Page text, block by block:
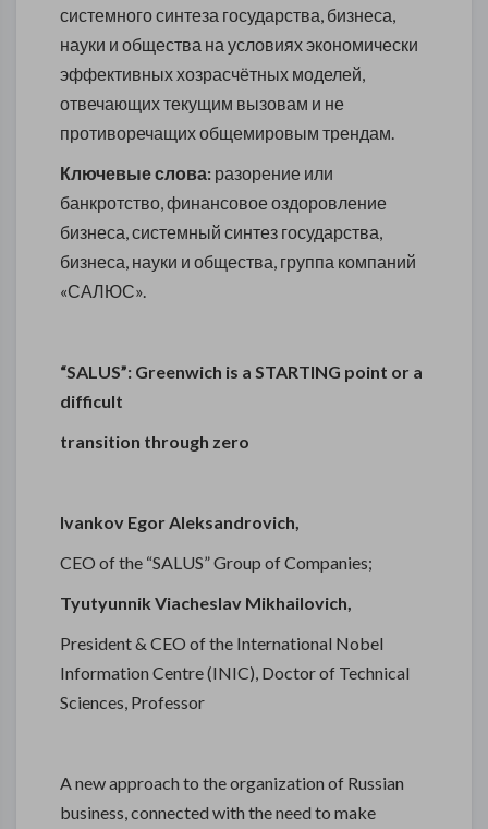
системного синтеза государства, бизнеса,
науки и общества на условиях экономически
эффективных хозрасчётных моделей,
отвечающих текущим вызовам и не
противоречащих общемировым трендам.
Ключевые слова: разорение или
банкротство, финансовое оздоровление
бизнеса, системный синтез государства,
бизнеса, науки и общества, группа компаний
«САЛЮС».
“SALUS”: Greenwich is a STARTING point or a
difficult
transition through zero
Ivankov Egor Aleksandrovich,
CEO of the “SALUS” Group of Companies;
Tyutyunnik Viacheslav Mikhailovich,
President & CEO of the International Nobel
Information Centre (INIC), Doctor of Technical
Sciences, Professor
A new approach to the organization of Russian
business, connected with the need to make